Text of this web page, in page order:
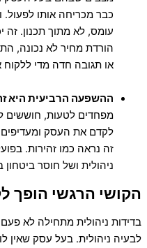
כבר מכריחה אותו
עומס, לא מתוך תכנון. זה
הורדת מחיר לא נכונה,
או תגובה חדה מדי ללקוח
ההשפעה הרביעית היא
מפחדים לטעות, חוששים
לקדם את העסק
זה נראה כמו זהירות.
ניהולית ושל חוסר
הקושי הרגשי הופך
בדידות ניהולית מתחילה לא
לבעיה ניהולית. בעל עסק שאין